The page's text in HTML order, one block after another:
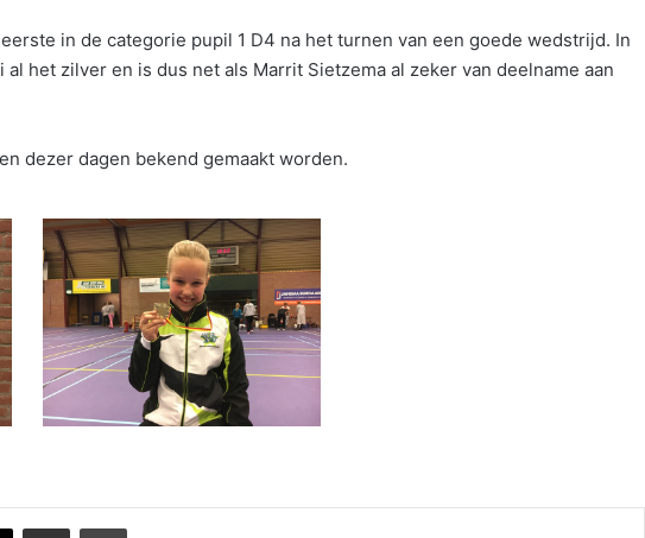
in de categorie pupil 1 D4 na het turnen van een goede wedstrijd. In
het zilver en is dus net als Marrit Sietzema al zeker van deelname aan
dezer dagen bekend gemaakt worden.
Delen via Email Print